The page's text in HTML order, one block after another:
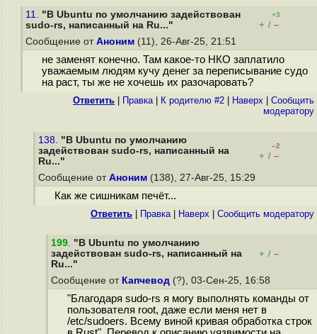
11. "В Ubuntu по умолчанию задействован
sudo-rs, написанный на Ru..."
+3
+ / –
Сообщение от Аноним (11), 26-Авг-25, 21:51
не заменят конечно. Там какое-то НКО заплатило
уважаемым людям кучу денег за переписывание судо
на раст, ты же не хочешь их разочаровать?
Ответить Правка| К родителю #2 Наверх
Cообщить
модератору
138. "В Ubuntu по умолчанию
задействован sudo-rs, написанный на
Ru..."
–2
+ / –
Сообщение от Аноним (138), 27-Авг-25, 15:29
Как же сишникам печёт...
Ответить Правка| Наверх Cообщить модератору
199. "В Ubuntu по умолчанию
задействован sudo-rs, написанный на
Ru..."
+ / –
Сообщение от Капчевод (?), 03-Сен-25, 16:58
"Благодаря sudo-rs я могу выполнять команды от
пользователя root, даже если меня нет в
/etc/sudoers. Всему виной кривая обработка строк